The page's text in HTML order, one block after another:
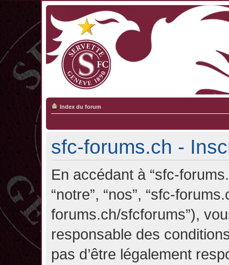
Index du forum
sfc-forums.ch -
En accédant à “sfc-
“notre”, “nos”, “sfc-
forums.ch/sfcforums”),
responsable des
pas d’être légalement